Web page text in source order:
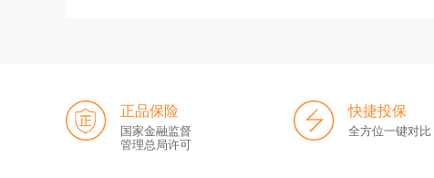
正品保险
国家金融监督
管理总局许可
快捷投保
全方位一键对比